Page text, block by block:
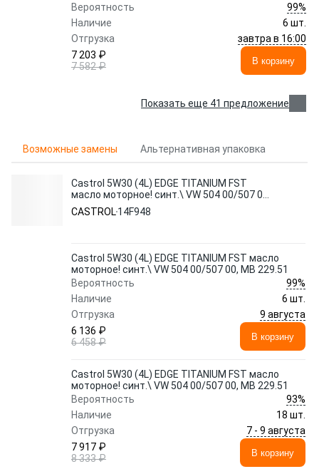
Вероятность
99%
Наличие
6 шт.
Отгрузка
завтра в 16:00
7 203 ₽
7 582 ₽
В корзину
Показать еще 41 предложение
Возможные замены Альтернативная упаковка
Castrol 5W30 (4L) EDGE TITANIUM FST
масло моторное! синт.\ VW 504 00/507 00,
MB 229.51
CASTROL14F948
Castrol 5W30 (4L) EDGE TITANIUM FST масло
моторное! синт.\ VW 504 00/507 00, MB 229.51
Вероятность
99%
Наличие
6 шт.
Отгрузка
9 августа
6 136 ₽
6 458 ₽
В корзину
Castrol 5W30 (4L) EDGE TITANIUM FST масло
моторное! синт.\ VW 504 00/507 00, MB 229.51
Вероятность
93%
Наличие
18 шт.
Отгрузка
7 - 9 августа
7 917 ₽
8 333 ₽
В корзину